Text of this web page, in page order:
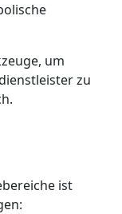
um
zu
ist